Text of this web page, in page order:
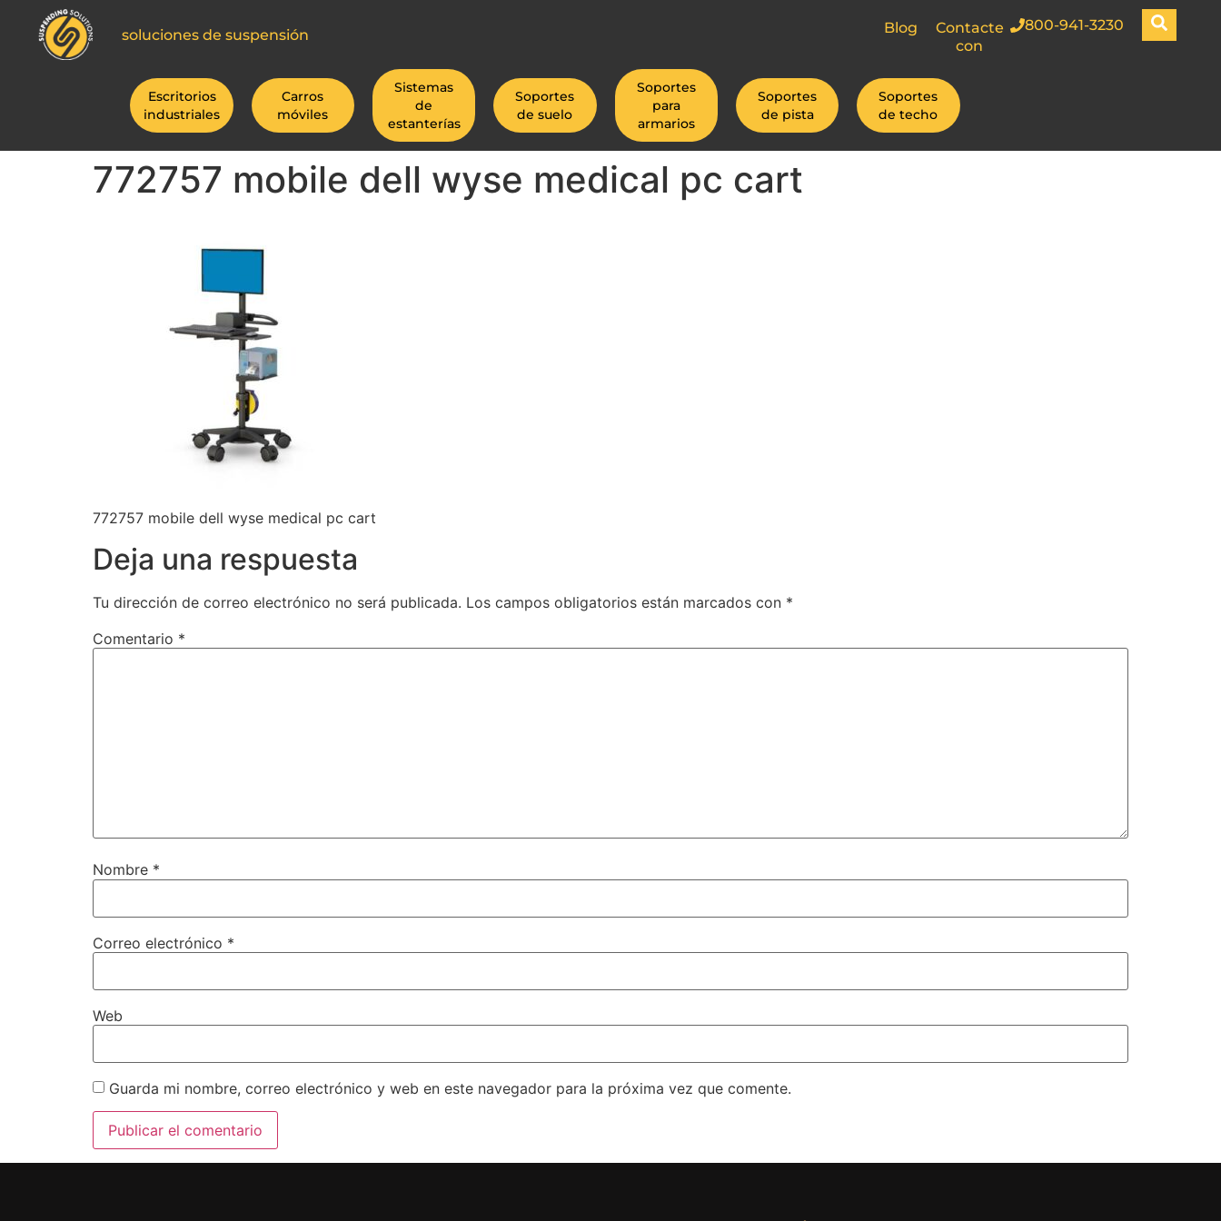
soluciones de suspensión Blog
Contacte
con
800-941-3230
Escritorios
industriales
Carros
móviles
Sistemas
de
estanterías
Soportes
de suelo
Soportes
para
armarios
Soportes
de pista
Soportes
de techo
772757 mobile dell wyse medical pc cart
772757 mobile dell wyse medical pc cart
Deja una respuesta
Tu dirección de correo electrónico no será publicada. Los campos obligatorios están marcados con *
Comentario *
Nombre *
Correo electrónico *
Web
Guarda mi nombre, correo electrónico y web en este navegador para la próxima vez que comente.